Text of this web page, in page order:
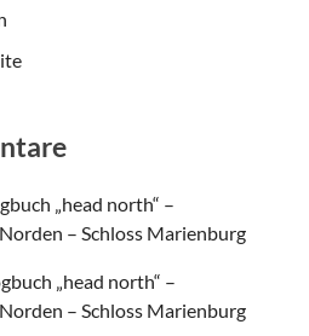
„head north“ –
– Schloss Marienburg
„head north“ –
– Schloss Marienburg